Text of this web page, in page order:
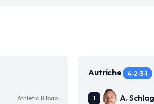
Athletic Bilbao
Autriche 4-2-3-1
A.